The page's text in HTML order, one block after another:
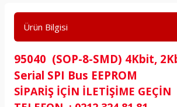
Ürün Bilgisi
95040 (SOP-8-SMD) 4Kbit,
Serial SPI Bus EEPROM
SİPARİŞ İÇİN İLETİŞİME GEÇİN